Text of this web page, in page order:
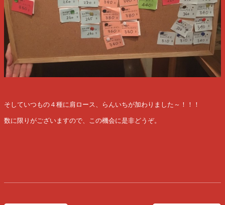
そしていつもの４種に肩ロース、らんいちが加わりました～！！！
数に限りがございますので、この機会に是非どうぞ。